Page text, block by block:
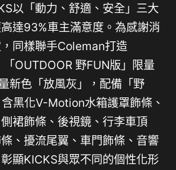
以「動力、舒適、安全」三大
達93%車主滿意度。為感謝消
同樣聯手Coleman打造
「OUTDOOR 野FUN版」限量
新色「放風灰」，配備「野
黑化V-Motion水箱護罩飾條、
裙飾條、後視鏡、行李車頂
、擾流尾翼、車門飾條、音響
顯KICKS與眾不同的個性化形